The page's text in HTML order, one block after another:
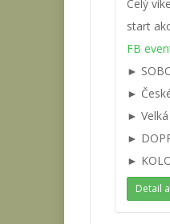
Celý
start
FB
►
►
►
►
►
Detail